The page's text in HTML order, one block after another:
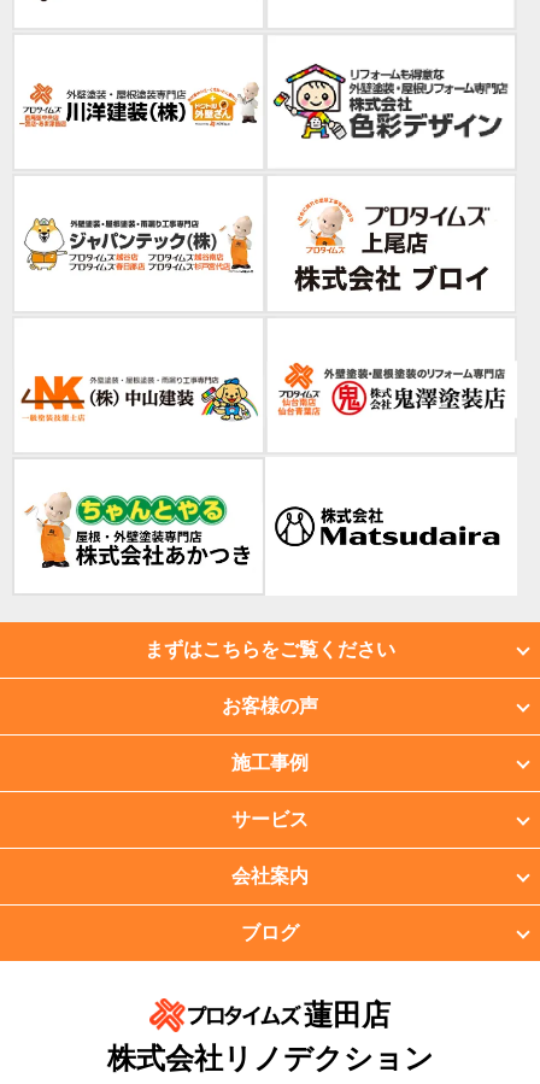
まずはこちらをご覧ください
お客様の声
施工事例
サービス
会社案内
ブログ
蓮田店
株式会社リノデクション